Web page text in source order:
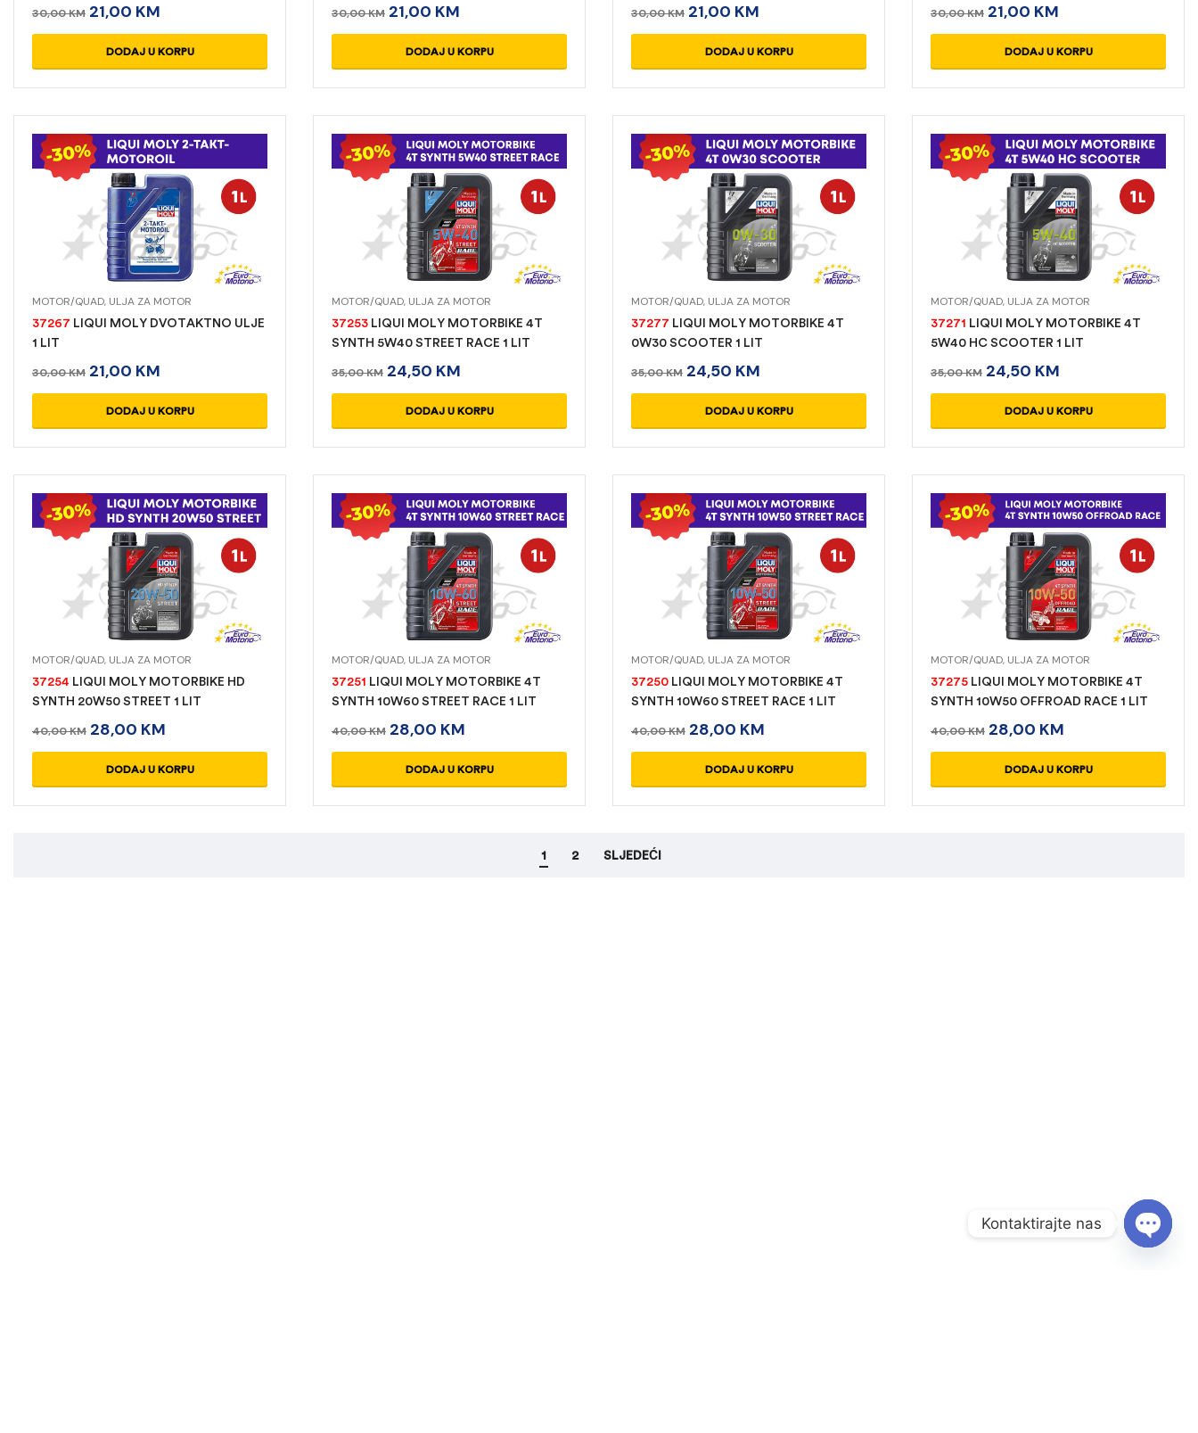
30,00KM 21,00 KM
DODAJ U KORPU
30,00KM 21,00 KM
DODAJ U KORPU
30,00KM 21,00 KM
DODAJ U KORPU
30,00KM 21,00 KM
DODAJ U KORPU
MOTOR/QUAD, ULJA ZA MOTOR
37267 LIQUI MOLY DVOTAKTNO ULJE
1 LIT
30,00KM 21,00 KM
DODAJ U KORPU
MOTOR/QUAD, ULJA ZA MOTOR
37253 LIQUI MOLY MOTORBIKE 4T
SYNTH 5W40 STREET RACE 1 LIT
35,00KM 24,50 KM
DODAJ U KORPU
MOTOR/QUAD, ULJA ZA MOTOR
37277 LIQUI MOLY MOTORBIKE 4T
0W30 SCOOTER 1 LIT
35,00KM 24,50 KM
DODAJ U KORPU
MOTOR/QUAD, ULJA ZA MOTOR
37271 LIQUI MOLY MOTORBIKE 4T
5W40 HC SCOOTER 1 LIT
35,00KM 24,50 KM
DODAJ U KORPU
MOTOR/QUAD, ULJA ZA MOTOR
37254 LIQUI MOLY MOTORBIKE HD
SYNTH 20W50 STREET 1 LIT
40,00KM 28,00 KM
DODAJ U KORPU
MOTOR/QUAD, ULJA ZA MOTOR
37251 LIQUI MOLY MOTORBIKE 4T
SYNTH 10W60 STREET RACE 1 LIT
40,00KM 28,00 KM
DODAJ U KORPU
MOTOR/QUAD, ULJA ZA MOTOR
37250 LIQUI MOLY MOTORBIKE 4T
SYNTH 10W60 STREET RACE 1 LIT
40,00KM 28,00 KM
DODAJ U KORPU
MOTOR/QUAD, ULJA ZA MOTOR
37275 LIQUI MOLY MOTORBIKE 4T
SYNTH 10W50 OFFROAD RACE 1 LIT
40,00KM 28,00 KM
DODAJ U KORPU
1 2 SLJEDEĆI
Kontaktirajte nas